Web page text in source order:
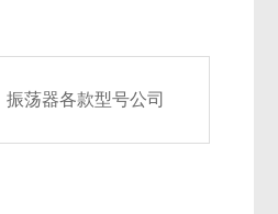
振荡器各款型号公司